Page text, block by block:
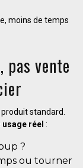
moins de temps
pas vente
standard.
usage réel :
?
ou tourner